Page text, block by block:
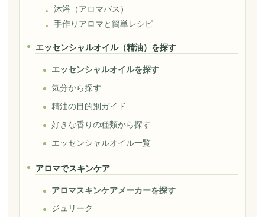
沐浴（アロマバス）
手作りアロマと簡単レシピ
エッセンシャルオイル（精油）を探す
エッセンシャルオイルを探す
気分から探す
精油の目的別ガイド
好きな香りの種類から探す
エッセンシャルオイル一覧
アロマでスキンケア
アロマスキンケアメーカーを探す
ジュリーク